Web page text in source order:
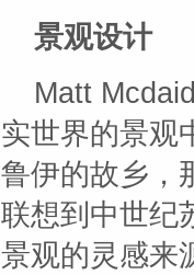
景观设计
Matt
实世界的景观
鲁伊的故乡，
联想到中世纪
景观的灵感来